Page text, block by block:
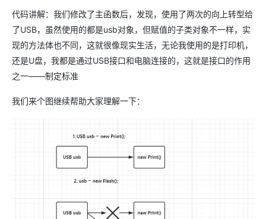
代码讲解：我们修改了主函数后，发现，使用了两次的向上转型给
了USB，虽然使用的都是usb对象，但赋值的子类对象不一样，实
现的方法体也不同，这就很像现实生活，无论我使用的是打印机，
还是U盘，我都是通过USB接口和电脑连接的，这就是接口的作用
之一——制定标准
我们来个图继续帮助大家理解一下：